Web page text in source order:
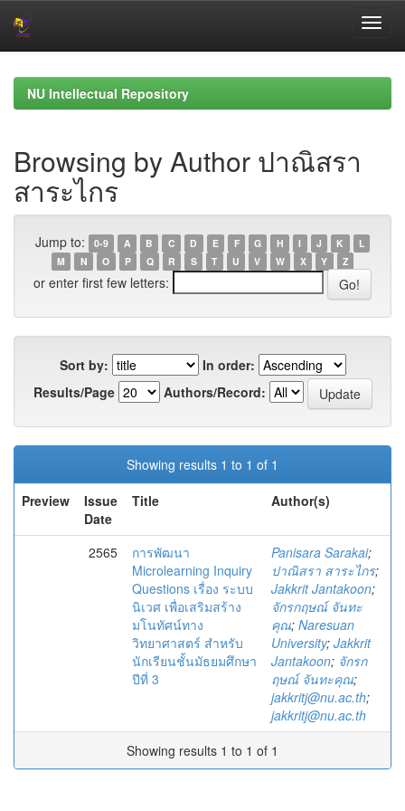
navigationNU Intellectual Repository
Browsing by Author ปาณิสรา
สาระไกร
Jump to: 0-9 A B C D E F G H I J K
L
M
N O P Q R S T U V W X Y Z
or enter first few letters:
Sort by:
In order:
Results/Page
Authors/Record:
Showing results 1 to 1 of 1
Preview
Issue
Date
Title Author(s)
2565
การพัฒนา
Microlearning Inquiry
Questions เรื่อง ระบบ
นิเวศ เพื่อเสริมสร้าง
มโนทัศน์ทาง
วิทยาศาสตร์ สำหรับ
นักเรียนชั้นมัธยมศึกษา
ปีที่ 3
Panisara Sarakai;
ปาณิสรา สาระไกร;
Jakkrit Jantakoon;
จักรกฤษณ์ จันทะ
คุณ; Naresuan
University; Jakkrit
Jantakoon; จักรก
ฤษณ์ จันทะคุณ;
jakkritj@nu.ac.th;
jakkritj@nu.ac.th
Showing results 1 to 1 of 1